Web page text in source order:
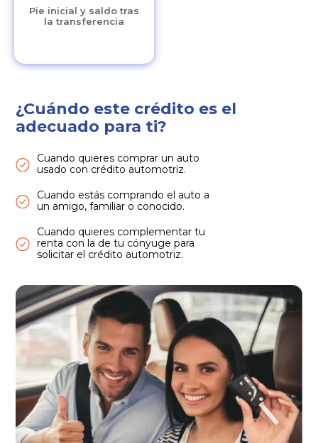
Pie inicial y saldo tras
la transferencia
¿Cuándo este crédito es el
adecuado para ti?
Cuando quieres comprar un auto
usado con crédito automotriz.
Cuando estás comprando el auto a
un amigo, familiar o conocido.
Cuando quieres complementar tu
renta con la de tu cónyuge para
solicitar el crédito automotriz.